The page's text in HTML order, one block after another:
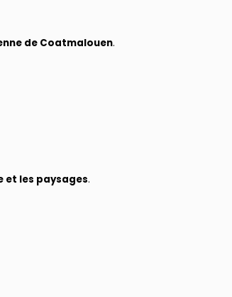
de Coatmalouen.
et les paysages.